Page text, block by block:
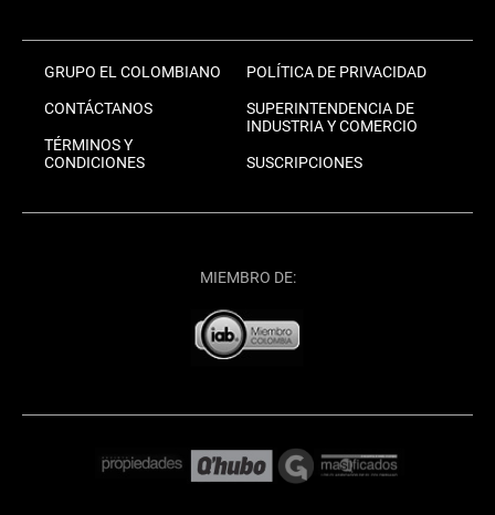
GRUPO EL COLOMBIANO
CONTÁCTANOS
TÉRMINOS Y
CONDICIONES
POLÍTICA DE PRIVACIDAD
SUPERINTENDENCIA DE
INDUSTRIA Y COMERCIO
SUSCRIPCIONES
MIEMBRO DE: